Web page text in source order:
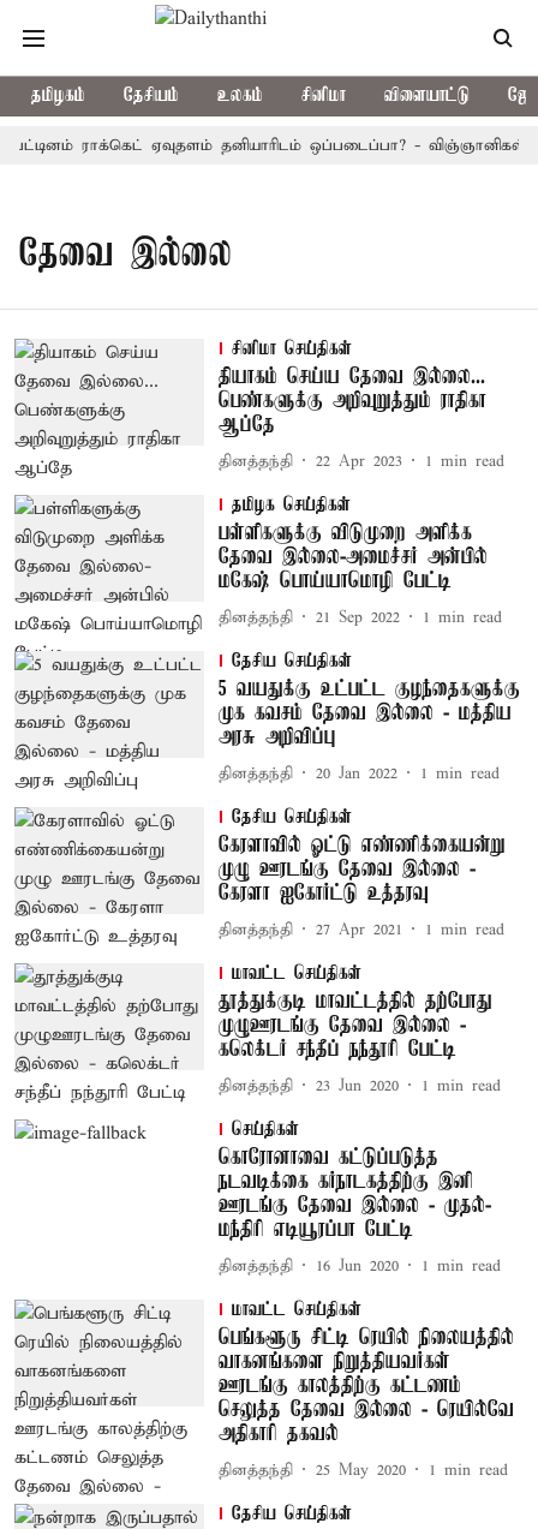
தமிழகம் தேசியம் உலகம் சினிமா விளையாட்டு
ராக்கெட் ஏவுதளம் தனியாரிடம் ஒப்படைப்பா? - விஞ்ஞானிகள்
தேவை இல்லை
சினிமா செய்திகள்
தியாகம் செய்ய தேவை இல்லை...
பெண்களுக்கு அறிவுறுத்தும் ராதிகா
ஆப்தே
தினத்தந்தி 22 Apr 2023 1 min read
தமிழக செய்திகள்
பள்ளிகளுக்கு விடுமுறை அளிக்க
தேவை இல்லை-அமைச்சர் அன்பில்
மகேஷ் பொய்யாமொழி பேட்டி
தினத்தந்தி 21 Sep 2022 1 min read
தேசிய செய்திகள்
5 வயதுக்கு உட்பட்ட குழந்தைகளுக்கு
முக கவசம் தேவை இல்லை - மத்திய
அரசு அறிவிப்பு
தினத்தந்தி 20 Jan 2022 1 min read
தேசிய செய்திகள்
கேரளாவில் ஓட்டு எண்ணிக்கையன்று
முழு ஊரடங்கு தேவை இல்லை -
கேரளா ஐகோர்ட்டு உத்தரவு
தினத்தந்தி 27 Apr 2021 1 min read
மாவட்ட செய்திகள்
தூத்துக்குடி மாவட்டத்தில் தற்போது
முழுஊரடங்கு தேவை இல்லை -
கலெக்டர் சந்தீப் நந்தூரி பேட்டி
தினத்தந்தி 23 Jun 2020 1 min read
செய்திகள்
கொரோனாவை கட்டுப்படுத்த
நடவடிக்கை கர்நாடகத்திற்கு இனி
ஊரடங்கு தேவை இல்லை - முதல்-
மந்திரி எடியூரப்பா பேட்டி
தினத்தந்தி 16 Jun 2020 1 min read
மாவட்ட செய்திகள்
பெங்களூரு சிட்டி ரெயில் நிலையத்தில்
வாகனங்களை நிறுத்தியவர்கள்
ஊரடங்கு காலத்திற்கு கட்டணம்
செலுத்த தேவை இல்லை - ரெயில்வே
அதிகாரி தகவல்
தினத்தந்தி 25 May 2020 1 min read
தேசிய செய்திகள்